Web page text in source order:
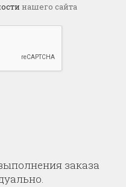
нашего сайта
заказа